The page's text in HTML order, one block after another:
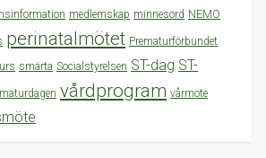
medlemskap minnesord NEMO
perinatalmötet Prematurförbundet
smärta Socialstyrelsen ST-dag ST-
vårdprogram vårmöte